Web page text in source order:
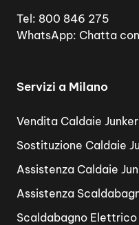
Tel: 800 846 275
WhatsApp: Chatta
Servizi a Milano
Vendita Caldaie
Sostituzione Caldaie
Assistenza Caldaie
Assistenza
Scaldabagno Elettrico